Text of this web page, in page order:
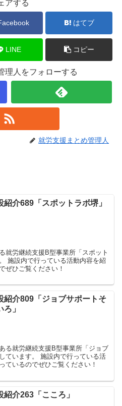
アする
はてブ
LINE コピー
理人をフォローする
就労支援まとめ管理人
紹介689「スポットラボ堺」
就労継続支援B型事業所「スポット
施設内で行っている活動内容を紹
ぜひご覧ください！
紹介809「ジョブサポートそ
ろ」
る就労継続支援B型事業所「ジョブ
ています。 施設内で行っている活
ているのでぜひご覧ください！
紹介263「こころ」